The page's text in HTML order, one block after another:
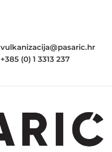
vulkanizacija@pasaric.hr
+385 (0) 1 3313 237